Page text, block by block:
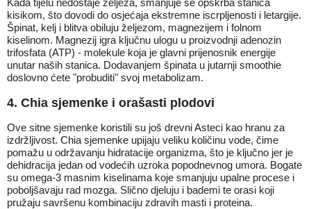
Kada tijelu nedostaje željeza, smanjuje se opskrba stanica
kisikom, što dovodi do osjećaja ekstremne iscrpljenosti i letargije.
Špinat, kelj i blitva obiluju željezom, magnezijem i folnom
kiselinom. Magnezij igra ključnu ulogu u proizvodnji adenozin
trifosfata (ATP) - molekule koja je glavni prijenosnik energije
unutar naših stanica. Dodavanjem špinata u jutarnji smoothie
doslovno ćete "probuditi" svoj metabolizam.
4. Chia sjemenke i orašasti plodovi
Ove sitne sjemenke koristili su još drevni Asteci kao hranu za
izdržljivost. Chia sjemenke upijaju veliku količinu vode, čime
pomažu u održavanju hidratacije organizma, što je ključno jer je
dehidracija jedan od vodećih uzroka popodnevnog umora. Bogate
su omega-3 masnim kiselinama koje smanjuju upalne procese i
poboljšavaju rad mozga. Slično djeluju i bademi te orasi koji
pružaju savršenu kombinaciju zdravih masti i proteina.